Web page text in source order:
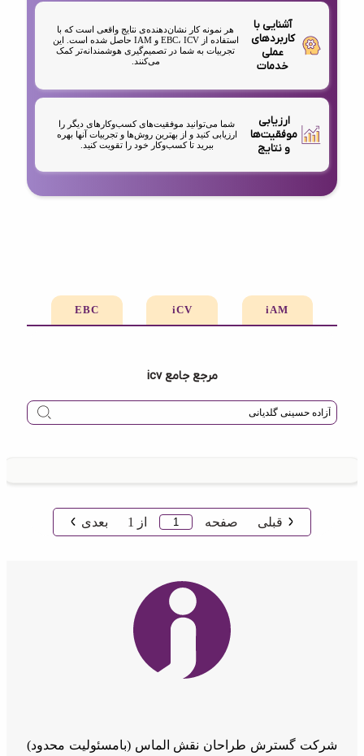
آشنایی با
کاربردهای
عملی
خدمات
هر نمونه کار نشان‌دهنده‌ی نتایج واقعی است که با
استفاده از EBC، ICV و IAM حاصل شده است. این
تجربیات به شما در تصمیم‌گیری هوشمندانه‌تر کمک
می‌کنند.
ارزیابی
موفقیت‌ها
و نتایج
شما می‌توانید موفقیت‌های کسب‌وکارهای دیگر را
ارزیابی کنید و از بهترین روش‌ها و تجربیات آنها بهره
ببرید تا کسب‌وکار خود را تقویت کنید.
iAM
iCV
EBC
مرجع جامع icv
قبلی صفحه از 1 بعدی
شرکت گسترش طراحان نقش الماس (بامسئوليت محدود)